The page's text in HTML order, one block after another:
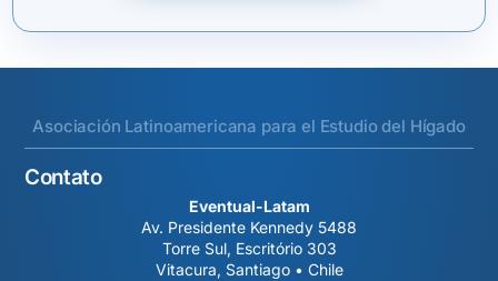
Asociación Latinoamericana para el Estudio del Hígado
Contato
Eventual-Latam
Av. Presidente Kennedy 5488
Torre Sul, Escritório 303
Vitacura, Santiago • Chile